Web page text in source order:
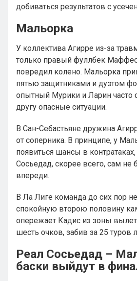
добиваться результатов с
Мальорка
У коллектива Агирре из-за
только правый фуллбек
повредил колено. Мальорка
пятью защитниками и дуэтом
опытный Мурики и Ларин часто
другу опасные ситуации.
В Сан-Себастьяне дружина
от соперника. В принципе, у
появиться шансы в
Сосьедад, скорее всего, сам не
впереди.
В Ла Лиге команда до сих пор
спокойную второю половину
опережает Кадис из зоны
шесть очков, забив за 25 туров
Реал Сосьедад –
баски выйдут в